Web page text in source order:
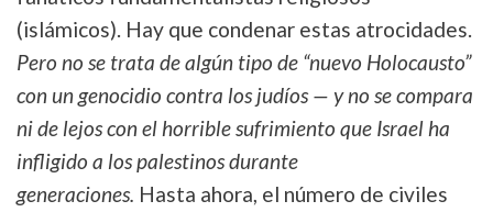
(islámicos). Hay que condenar estas atrocidades.
Pero no se trata de algún tipo de “nuevo Holocausto”
con un genocidio contra los judíos — y no se compara
ni de lejos con el horrible sufrimiento que Israel ha
infligido a los palestinos durante
generaciones. Hasta ahora, el número de civiles